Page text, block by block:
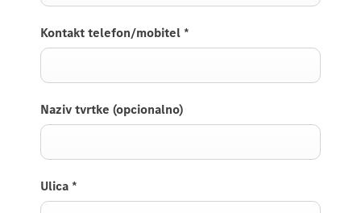
Kontakt telefon/mobitel *
Naziv tvrtke (opcionalno)
Ulica *